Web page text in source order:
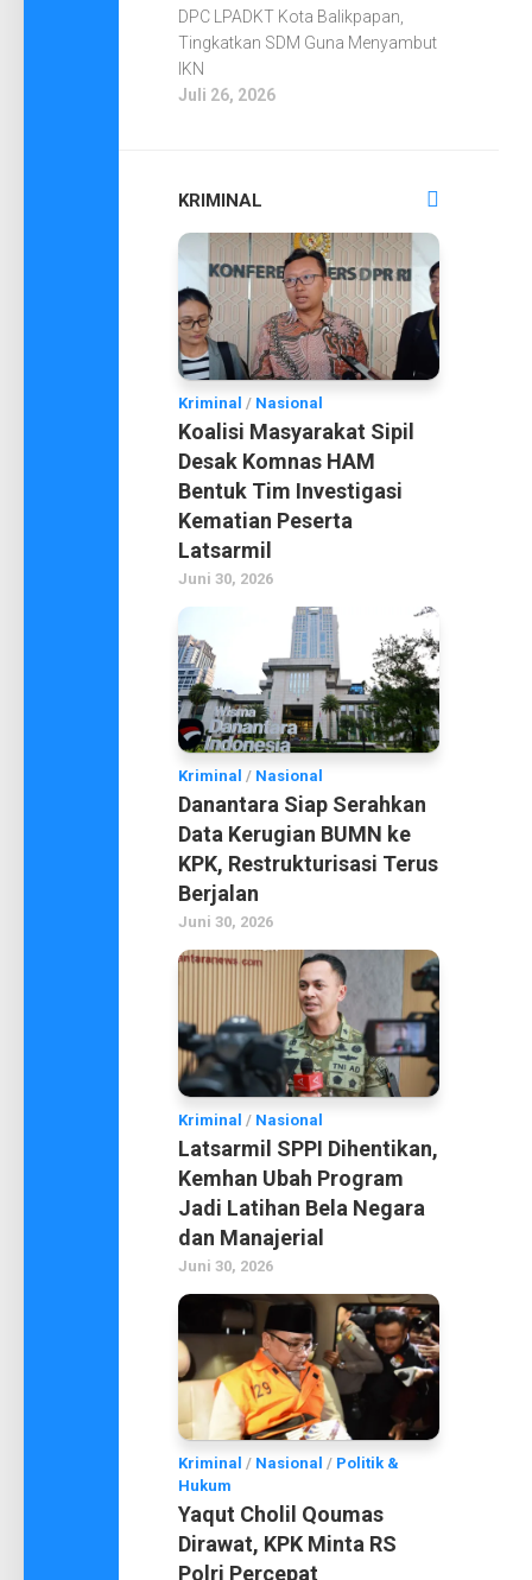
DPC LPADKT Kota Balikpapan,
Tingkatkan SDM Guna Menyambut
IKN
Juli 26, 2026
KRIMINAL
Kriminal / Nasional
Koalisi Masyarakat Sipil
Desak Komnas HAM
Bentuk Tim Investigasi
Kematian Peserta
Latsarmil
Juni 30, 2026
Kriminal / Nasional
Danantara Siap Serahkan
Data Kerugian BUMN ke
KPK, Restrukturisasi Terus
Berjalan
Juni 30, 2026
Kriminal / Nasional
Latsarmil SPPI Dihentikan,
Kemhan Ubah Program
Jadi Latihan Bela Negara
dan Manajerial
Juni 30, 2026
Kriminal / Nasional / Politik &
Hukum
Yaqut Cholil Qoumas
Dirawat, KPK Minta RS
Polri Percepat